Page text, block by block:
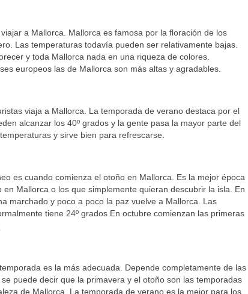
a Mallorca. Mallorca es famosa por la floración de los
Las temperaturas todavía pueden ser relativamente bajas.
y toda Mallorca nada en una riqueza de colores.
europeos las de Mallorca son más altas y agradables.
viaja a Mallorca. La temporada de verano destaca por el
alcanzar los 40º grados y la gente pasa la mayor parte del
y sirve bien para refrescarse.
es cuando comienza el otoño en Mallorca. Es la mejor época
Mallorca o los que simplemente quieran descubrir la isla. En
marchado y poco a poco la paz vuelve a Mallorca. Las
tiene 24º grados En octubre comienzan las primeras
es la más adecuada. Depende completamente de las
puede decir que la primavera y el otoño son las temporadas
de Mallorca. La temporada de verano es la mejor para los